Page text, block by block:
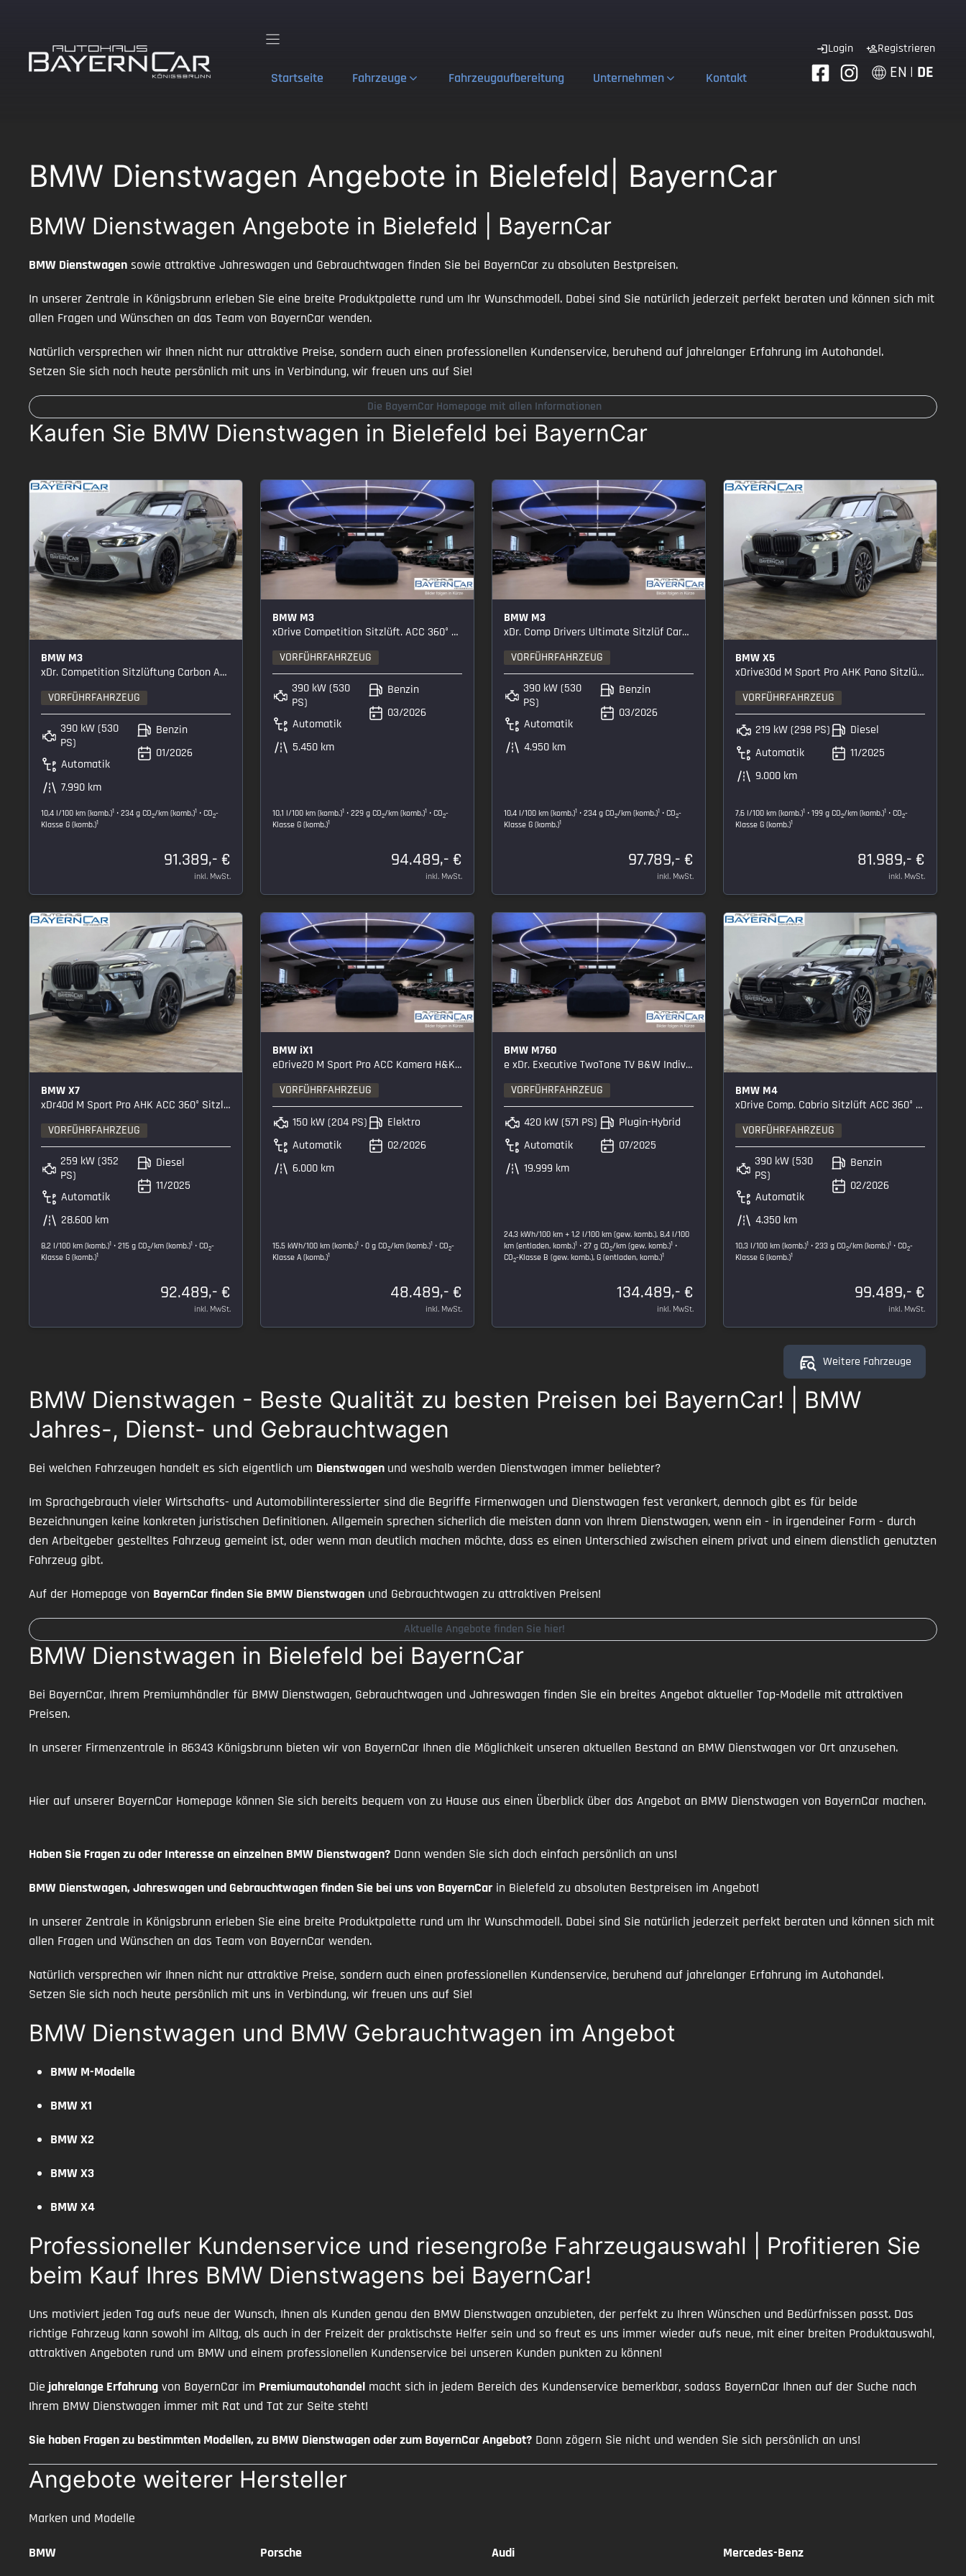
springen
Startseite
Fahrzeuge Fahrzeugaufbereitung Unternehmen Kontakt
Login Registrieren
EN | DE
BMW Dienstwagen Angebote in Bielefeld| BayernCar
BMW Dienstwagen Angebote in Bielefeld | BayernCar
BMW Dienstwagen sowie attraktive Jahreswagen und Gebrauchtwagen finden Sie bei BayernCar zu absoluten Bestpreisen.
In unserer Zentrale in Königsbrunn erleben Sie eine breite Produktpalette rund um Ihr Wunschmodell. Dabei sind Sie natürlich jederzeit perfekt beraten und können sich mit
allen Fragen und Wünschen an das Team von BayernCar wenden.
Natürlich versprechen wir Ihnen nicht nur attraktive Preise, sondern auch einen professionellen Kundenservice, beruhend auf jahrelanger Erfahrung im Autohandel.
Setzen Sie sich noch heute persönlich mit uns in Verbindung, wir freuen uns auf Sie!
Die BayernCar Homepage mit allen Informationen
Kaufen Sie BMW Dienstwagen in Bielefeld bei BayernCar
BMW M3
xDr. Competition Sitzlüftung Carbon ACC 360°
VORFÜHRFAHRZEUG
390 kW (530
PS)
Automatik
7.990 km
Benzin
01/2026
10,4 l/100 km (komb.)1 • 234 g CO2/km (komb.)1 • CO2-
Klasse G (komb.)1
91.389,- €
inkl. MwSt.
BMW M3
xDrive Competition Sitzlüft. ACC 360° Carbon
VORFÜHRFAHRZEUG
390 kW (530
PS)
Automatik
5.450 km
Benzin
03/2026
10,1 l/100 km (komb.)1 • 229 g CO2/km (komb.)1 • CO2-
Klasse G (komb.)1
94.489,- €
inkl. MwSt.
BMW M3
xDr. Comp Drivers Ultimate Sitzlüf CarbonExt.
VORFÜHRFAHRZEUG
390 kW (530
PS)
Automatik
4.950 km
Benzin
03/2026
10,4 l/100 km (komb.)1 • 234 g CO2/km (komb.)1 • CO2-
Klasse G (komb.)1
97.789,- €
inkl. MwSt.
BMW X5
xDrive30d M Sport Pro AHK Pano Sitzlüft. AHK
VORFÜHRFAHRZEUG
219 kW (298 PS)
Automatik
9.000 km
Diesel
11/2025
7,6 l/100 km (komb.)1 • 199 g CO2/km (komb.)1 • CO2-
Klasse G (komb.)1
81.989,- €
inkl. MwSt.
BMW X7
xDr40d M Sport Pro AHK ACC 360° Sitzlüftung
VORFÜHRFAHRZEUG
259 kW (352
PS)
Automatik
28.600 km
Diesel
11/2025
8,2 l/100 km (komb.)1 • 215 g CO2/km (komb.)1 • CO2-
Klasse G (komb.)1
92.489,- €
inkl. MwSt.
BMW iX1
eDrive20 M Sport Pro ACC Kamera H&K eSitze
VORFÜHRFAHRZEUG
150 kW (204 PS)
Automatik
6.000 km
Elektro
02/2026
15,5 kWh/100 km (komb.)1 • 0 g CO2/km (komb.)1 • CO2-
Klasse A (komb.)1
48.489,- €
inkl. MwSt.
BMW M760
e xDr. Executive TwoTone TV B&W Individual
VORFÜHRFAHRZEUG
420 kW (571 PS)
Automatik
19.999 km
Plugin-Hybrid
07/2025
24,3 kWh/100 km + 1,2 l/100 km (gew. komb.), 8,4 l/100
km (entladen, komb.)1 • 27 g CO2/km (gew. komb.)1 •
CO2-Klasse B (gew. komb.), G (entladen, komb.)1
134.489,- €
inkl. MwSt.
BMW M4
xDrive Comp. Cabrio Sitzlüft ACC 360° Carbon
VORFÜHRFAHRZEUG
390 kW (530
PS)
Automatik
4.350 km
Benzin
02/2026
10,3 l/100 km (komb.)1 • 233 g CO2/km (komb.)1 • CO2-
Klasse G (komb.)1
99.489,- €
inkl. MwSt.
Weitere Fahrzeuge
BMW Dienstwagen - Beste Qualität zu besten Preisen bei BayernCar! | BMW
Jahres-, Dienst- und Gebrauchtwagen
Bei welchen Fahrzeugen handelt es sich eigentlich um Dienstwagen und weshalb werden Dienstwagen immer beliebter?
Im Sprachgebrauch vieler Wirtschafts- und Automobilinteressierter sind die Begriffe Firmenwagen und Dienstwagen fest verankert, dennoch gibt es für beide
Bezeichnungen keine konkreten juristischen Definitionen. Allgemein sprechen sicherlich die meisten dann von Ihrem Dienstwagen, wenn ein - in irgendeiner Form - durch
den Arbeitgeber gestelltes Fahrzeug gemeint ist, oder wenn man deutlich machen möchte, dass es einen Unterschied zwischen einem privat und einem dienstlich genutzten
Fahrzeug gibt.
Auf der Homepage von BayernCar finden Sie BMW Dienstwagen und Gebrauchtwagen zu attraktiven Preisen!
Aktuelle Angebote finden Sie hier!
BMW Dienstwagen in Bielefeld bei BayernCar
Bei BayernCar, Ihrem Premiumhändler für BMW Dienstwagen, Gebrauchtwagen und Jahreswagen finden Sie ein breites Angebot aktueller Top-Modelle mit attraktiven
Preisen.
In unserer Firmenzentrale in 86343 Königsbrunn bieten wir von BayernCar Ihnen die Möglichkeit unseren aktuellen Bestand an BMW Dienstwagen vor Ort anzusehen.
Hier auf unserer BayernCar Homepage können Sie sich bereits bequem von zu Hause aus einen Überblick über das Angebot an BMW Dienstwagen von BayernCar machen.
Haben Sie Fragen zu oder Interesse an einzelnen BMW Dienstwagen? Dann wenden Sie sich doch einfach persönlich an uns!
BMW Dienstwagen, Jahreswagen und Gebrauchtwagen finden Sie bei uns von BayernCar in Bielefeld zu absoluten Bestpreisen im Angebot!
In unserer Zentrale in Königsbrunn erleben Sie eine breite Produktpalette rund um Ihr Wunschmodell. Dabei sind Sie natürlich jederzeit perfekt beraten und können sich mit
allen Fragen und Wünschen an das Team von BayernCar wenden.
Natürlich versprechen wir Ihnen nicht nur attraktive Preise, sondern auch einen professionellen Kundenservice, beruhend auf jahrelanger Erfahrung im Autohandel.
Setzen Sie sich noch heute persönlich mit uns in Verbindung, wir freuen uns auf Sie!
BMW Dienstwagen und BMW Gebrauchtwagen im Angebot
BMW M-Modelle
BMW X1
BMW X2
BMW X3
BMW X4
Professioneller Kundenservice und riesengroße Fahrzeugauswahl | Profitieren Sie
beim Kauf Ihres BMW Dienstwagens bei BayernCar!
Uns motiviert jeden Tag aufs neue der Wunsch, Ihnen als Kunden genau den BMW Dienstwagen anzubieten, der perfekt zu Ihren Wünschen und Bedürfnissen passt. Das
richtige Fahrzeug kann sowohl im Alltag, als auch in der Freizeit der praktischste Helfer sein und so freut es uns immer wieder aufs neue, mit einer breiten Produktauswahl,
attraktiven Angeboten rund um BMW und einem professionellen Kundenservice bei unseren Kunden punkten zu können!
Die jahrelange Erfahrung von BayernCar im Premiumautohandel macht sich in jedem Bereich des Kundenservice bemerkbar, sodass BayernCar Ihnen auf der Suche nach
Ihrem BMW Dienstwagen immer mit Rat und Tat zur Seite steht!
Sie haben Fragen zu bestimmten Modellen, zu BMW Dienstwagen oder zum BayernCar Angebot? Dann zögern Sie nicht und wenden Sie sich persönlich an uns!
Angebote weiterer Hersteller
Marken und Modelle
BMW
Porsche
Audi
Mercedes-Benz